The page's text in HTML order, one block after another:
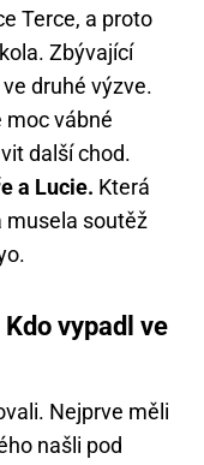
Terce, a proto
Zbývající
druhé výzve.
moc vábné
další chod.
a Lucie. Která
musela soutěž
vypadl ve
Nejprve měli
našli pod